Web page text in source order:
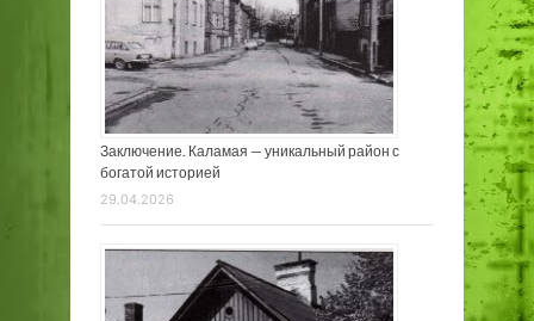
Заключение. Каламая — уникальный район с
богатой историей
29.04.2026